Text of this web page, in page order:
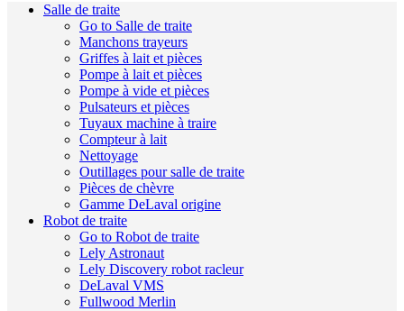
Salle de traite
Go to Salle de traite
Manchons trayeurs
Griffes à lait et pièces
Pompe à lait et pièces
Pompe à vide et pièces
Pulsateurs et pièces
Tuyaux machine à traire
Compteur à lait
Nettoyage
Outillages pour salle de traite
Pièces de chèvre
Gamme DeLaval origine
Robot de traite
Go to Robot de traite
Lely Astronaut
Lely Discovery robot racleur
DeLaval VMS
Fullwood Merlin